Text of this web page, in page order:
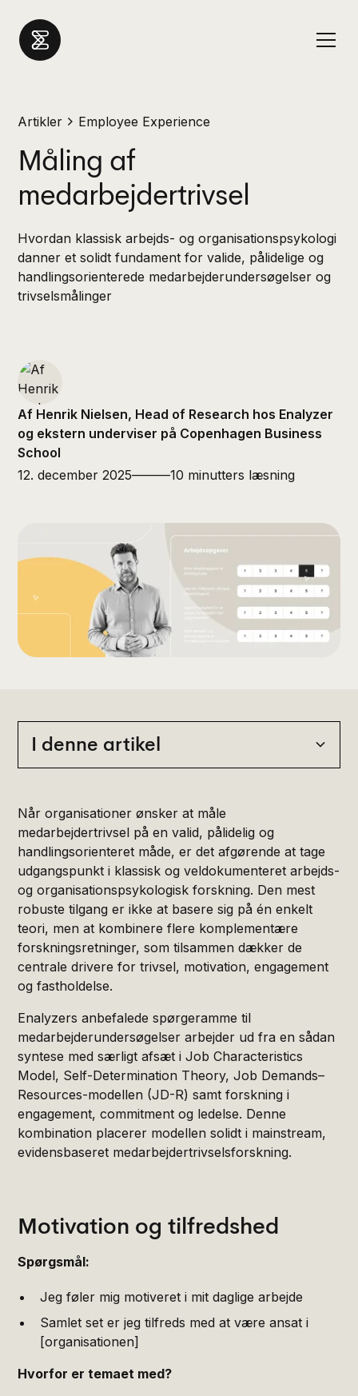
Artikler Employee Experience
Måling af
medarbejdertrivsel
Hvordan klassisk arbejds- og organisationspsykologi
danner et solidt fundament for valide, pålidelige og
handlingsorienterede medarbejderundersøgelser og
trivselsmålinger
Af Henrik Nielsen, Head of Research hos Enalyzer
og ekstern underviser på Copenhagen Business
School
12. december 2025———10 minutters læsning
I denne artikel
Når organisationer ønsker at måle
medarbejdertrivsel på en valid, pålidelig og
handlingsorienteret måde, er det afgørende at tage
udgangspunkt i klassisk og veldokumenteret arbejds-
og organisationspsykologisk forskning. Den mest
robuste tilgang er ikke at basere sig på én enkelt
teori, men at kombinere flere komplementære
forskningsretninger, som tilsammen dækker de
centrale drivere for trivsel, motivation, engagement
og fastholdelse.
Enalyzers anbefalede spørgeramme til
medarbejderundersøgelser arbejder ud fra en sådan
syntese med særligt afsæt i Job Characteristics
Model, Self-Determination Theory, Job Demands–
Resources-modellen (JD-R) samt forskning i
engagement, commitment og ledelse. Denne
kombination placerer modellen solidt i mainstream,
evidensbaseret medarbejdertrivselsforskning.
Motivation og tilfredshed
Spørgsmål:
Jeg føler mig motiveret i mit daglige arbejde
Samlet set er jeg tilfreds med at være ansat i
[organisationen]
Hvorfor er temaet med?